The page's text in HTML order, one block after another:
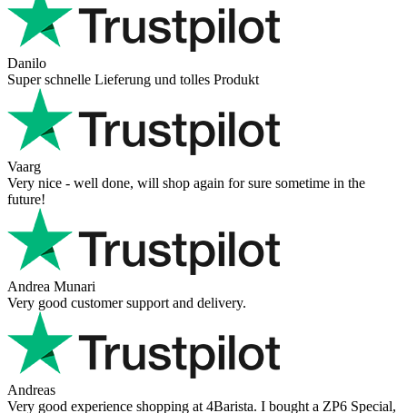
Danilo
Super schnelle Lieferung und tolles Produkt
Vaarg
Very nice - well done, will shop again for sure sometime in the
future!
Andrea Munari
Very good customer support and delivery.
Andreas
Very good experience shopping at 4Barista. I bought a ZP6 Special,